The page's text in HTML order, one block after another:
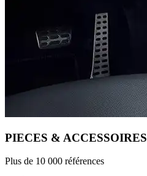
PIECES & ACCESSOIRES
Plus de 10 000 références